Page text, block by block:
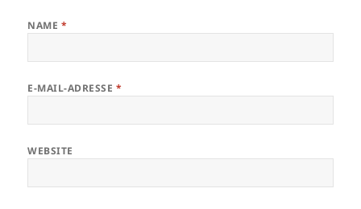
NAME *
E-MAIL-ADRESSE *
WEBSITE